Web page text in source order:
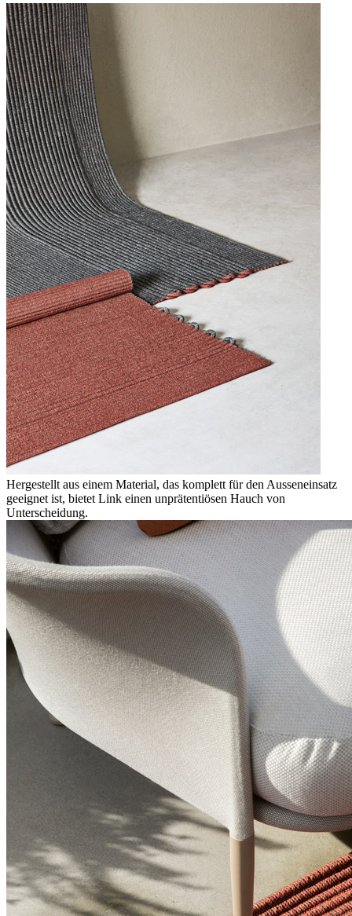
Hergestellt aus einem Material, das komplett für den Ausseneinsatz
geeignet ist, bietet Link einen unprätentiösen Hauch von
Unterscheidung.